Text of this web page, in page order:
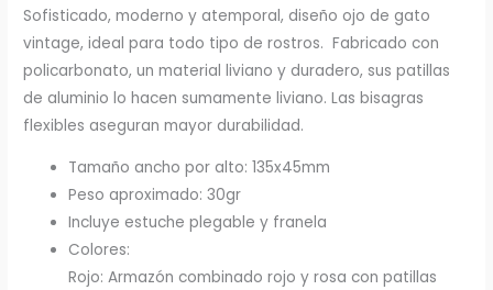
Sofisticado, moderno y atemporal, diseño ojo de gato
vintage, ideal para todo tipo de rostros. Fabricado con
policarbonato, un material liviano y duradero, sus patillas
de aluminio lo hacen sumamente liviano. Las bisagras
flexibles aseguran mayor durabilidad.
Tamaño ancho por alto: 135x45mm
Peso aproximado: 30gr
Incluye estuche plegable y franela
Colores:
Rojo: Armazón combinado rojo y rosa con patillas